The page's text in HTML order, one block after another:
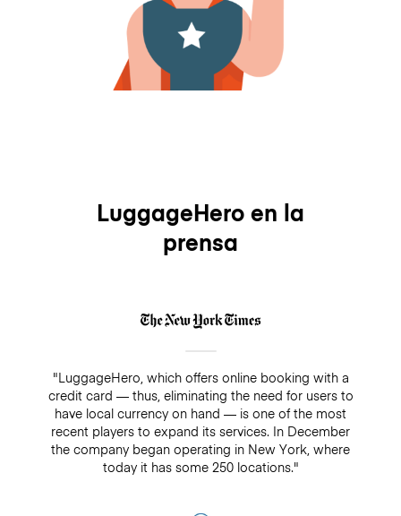
LuggageHero en la
prensa
"LuggageHero, which offers online booking with a
credit card — thus, eliminating the need for users to
have local currency on hand — is one of the most
recent players to expand its services. In December
the company began operating in New York, where
today it has some 250 locations."